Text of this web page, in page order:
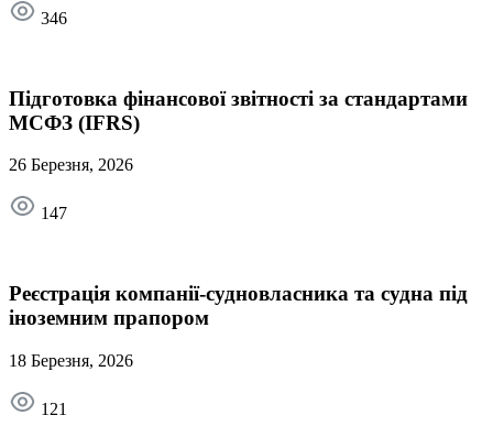
346
Підготовка фінансової звітності за стандартами
МСФЗ (IFRS)
26 Березня, 2026
147
Реєстрація компанії-судновласника та судна під
іноземним прапором
18 Березня, 2026
121